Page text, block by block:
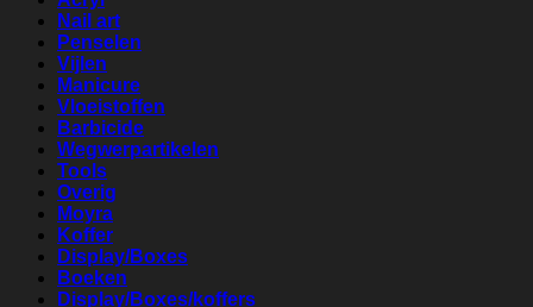
Nail art
Penselen
Vijlen
Manicure
Vloeistoffen
Barbicide
Wegwerpartikelen
Tools
Overig
Moyra
Koffer
Display/Boxes
Boeken
Display/Boxes/koffers